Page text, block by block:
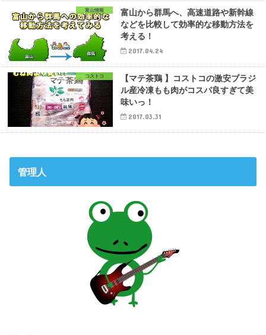
富山情報
富山から群馬へ、高速道路や新幹線
などを比較して効率的な移動方法を
考える！
2017.04.24
コストコ
【マテ茶鶏 】コストコの激安ブラジ
ル産冷凍もも肉がコスパ良すぎて美
味いっ！
2017.03.31
管理人